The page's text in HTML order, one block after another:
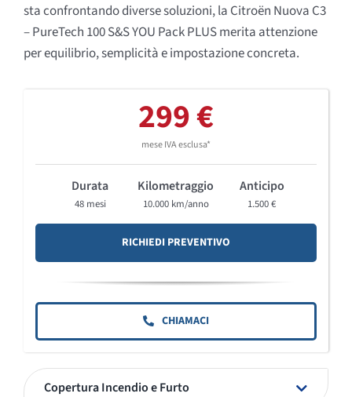
sta confrontando diverse soluzioni, la Citroën Nuova C3
– PureTech 100 S&S YOU Pack PLUS merita attenzione
per equilibrio, semplicità e impostazione concreta.
299 €
mese IVA esclusa*
Durata
48 mesi
Kilometraggio
10.000 km/anno
Anticipo
1.500 €
RICHIEDI PREVENTIVO
CHIAMACI
Copertura Incendio e Furto